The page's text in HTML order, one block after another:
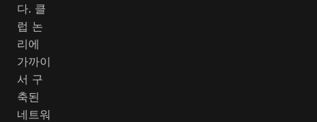
다. 클
럽 논
리에
가까이
서 구
축된
네트워